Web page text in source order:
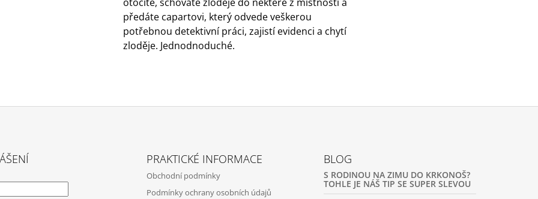
předáte capartovi, který odvede veškerou
potřebnou detektivní práci, zajistí evidenci a chytí
zloděje. Jednodnoduché.
PRAKTICKÉ INFORMACE
Obchodní podmínky
Podmínky ochrany osobních údajů
BLOG
S RODINOU NA ZIMU DO KRKONOŠ?
TOHLE JE NÁŠ TIP SE SUPER SLEVOU